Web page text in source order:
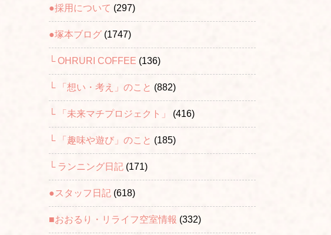
●採用について (297)
●塚本ブログ (1747)
└ OHRURI COFFEE (136)
└ 「想い・考え」のこと (882)
└ 「未来マチプロジェクト」 (416)
└ 「趣味や遊び」のこと (185)
└ ランニング日記 (171)
●スタッフ日記 (618)
■おおるり・リライフ空室情報 (332)